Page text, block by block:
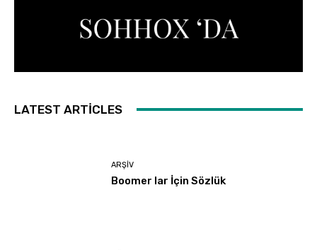
LATEST ARTICLES
ARŞIV
Boomer lar İçin Sözlük